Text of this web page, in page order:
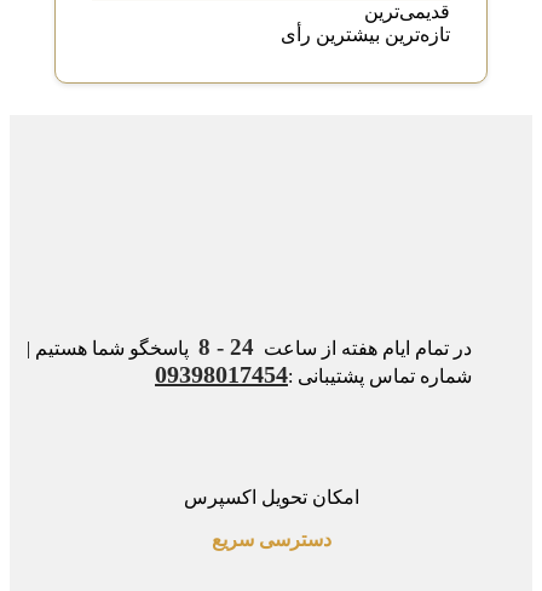
قدیمی‌ترین
تازه‌ترین بیشترین رأی
در تمام ایام هفته از ساعت24 - 8
پاسخگو شما هستیم |
شماره تماس پشتیبانی :09398017454
امکان تحویل اکسپرس
دسترسی سریع